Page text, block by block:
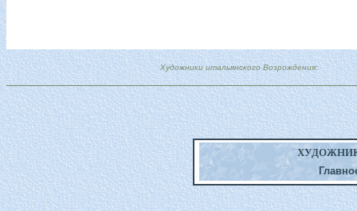
Художники итальянского Возрождения: